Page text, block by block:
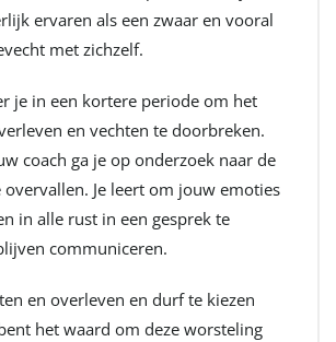
ervaren als een zwaar en vooral
met zichzelf.
je in een kortere periode om het
en vechten te doorbreken.
coach ga je op onderzoek naar de
Je leert om jouw emoties
in alle rust in een gesprek te
communiceren.
en overleven en durf te kiezen
het waard om deze worsteling